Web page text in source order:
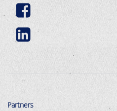
Partners